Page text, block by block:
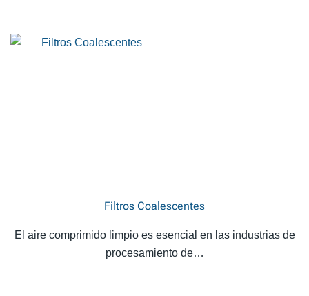
Filtros Coalescentes
El aire comprimido limpio es esencial en las industrias de
procesamiento de…